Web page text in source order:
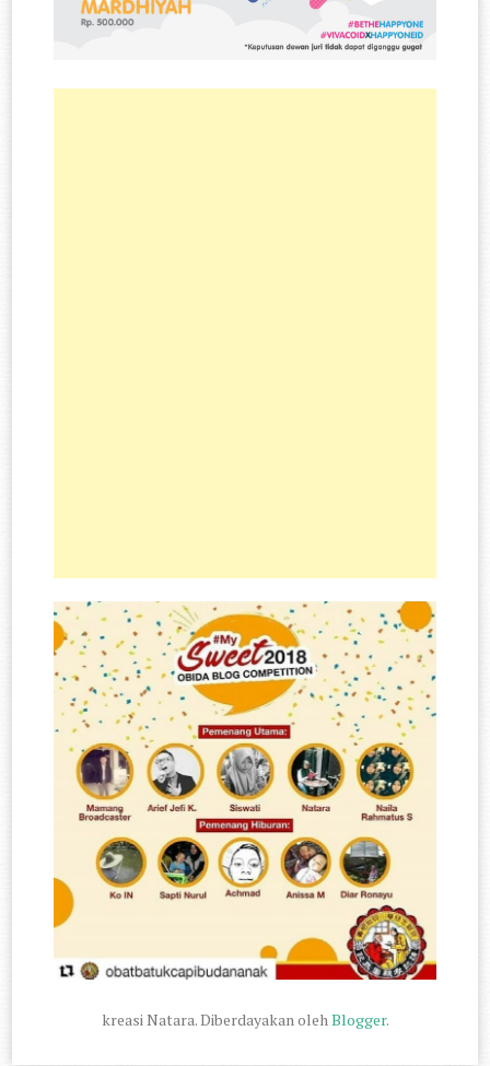
kreasi Natara. Diberdayakan olehBlogger.